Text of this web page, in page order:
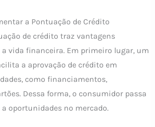
a Pontuação de Crédito
de crédito traz vantagens
vida financeira. Em primeiro lugar, um
a aprovação de crédito em
como financiamentos,
Dessa forma, o consumidor passa
oportunidades no mercado.